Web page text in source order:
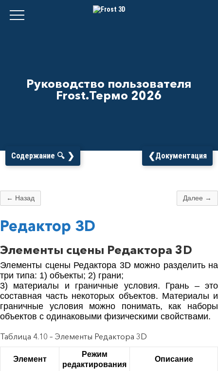
Руководство пользователя
Frost.Термо 2026
← Назад Далее →
Редактор 3D
Элементы сцены Редактора 3D
Элементы сцены Редактора 3D можно разделить на
три типа: 1) объекты; 2) грани;
3) материалы и граничные условия. Грань – это
составная часть некоторых объектов. Материалы и
граничные условия можно понимать, как наборы
объектов с одинаковыми физическими свойствами.
Таблица 4.10 – Элементы Редактора 3D
Элемент
Режим
редактирования
Описание
❮Документация
Содержание 🔍 ❯